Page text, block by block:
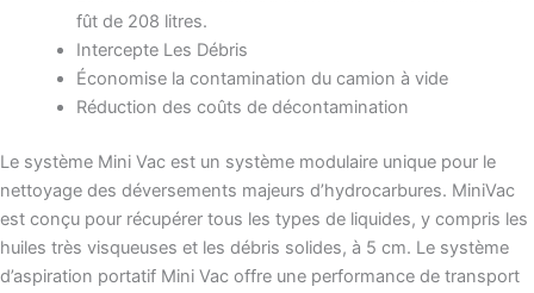
fût de 208 litres.
Intercepte Les Débris
Économise la contamination du camion à vide
Réduction des coûts de décontamination
Le système Mini Vac est un système modulaire unique pour le
nettoyage des déversements majeurs d’hydrocarbures. MiniVac
est conçu pour récupérer tous les types de liquides, y compris les
huiles très visqueuses et les débris solides, à 5 cm. Le système
d’aspiration portatif Mini Vac offre une performance de transport